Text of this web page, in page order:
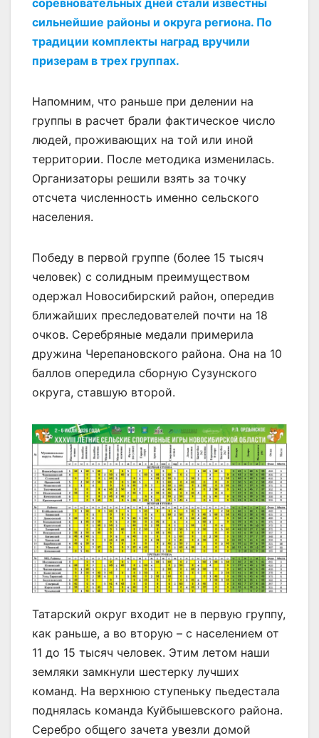
сильнейшие районы и округа региона. По
традиции комплекты наград вручили
призерам в трех группах.
Напомним, что раньше при делении на
группы в расчет брали фактическое число
людей, проживающих на той или иной
территории. После методика изменилась.
Организаторы решили взять за точку
отсчета численность именно сельского
населения.
Победу в первой группе (более 15 тысяч
человек) с солидным преимуществом
одержал Новосибирский район, опередив
ближайших преследователей почти на 18
очков. Серебряные медали примерила
дружина Черепановского района. Она на 10
баллов опередила сборную Сузунского
округа, ставшую второй.
Татарский округ входит не в первую группу,
как раньше, а во вторую – с населением от
11 до 15 тысяч человек. Этим летом наши
земляки замкнули шестерку лучших
команд. На верхнюю ступеньку пьедестала
поднялась команда Куйбышевского района.
Серебро общего зачета увезли домой